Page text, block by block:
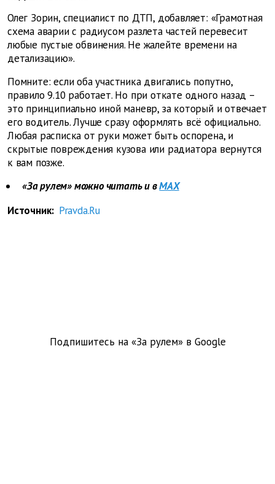
Олег Зорин, специалист по ДТП, добавляет: «Грамотная
схема аварии с радиусом разлета частей перевесит
любые пустые обвинения. Не жалейте времени на
детализацию».
Помните: если оба участника двигались попутно,
правило 9.10 работает. Но при откате одного назад –
это принципиально иной маневр, за который и отвечает
его водитель. Лучше сразу оформлять всё официально.
Любая расписка от руки может быть оспорена, и
скрытые повреждения кузова или радиатора вернутся
к вам позже.
«За рулем» можно читать и вMAX
Источник: Pravda.Ru
Подпишитесь на «За рулем» в Google